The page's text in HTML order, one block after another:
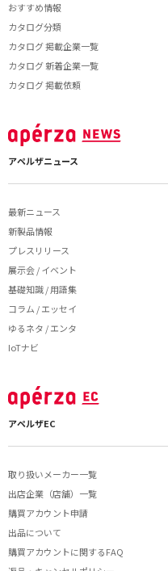
おすすめ情報
カタログ分類
カタログ 掲載企業一覧
カタログ 新着企業一覧
カタログ 掲載依頼
アペルザニュース
最新ニュース
新製品情報
プレスリリース
展示会 / イベント
基礎知識 / 用語集
コラム / エッセイ
ゆるネタ / エンタ
IoTナビ
アペルザEC
取り扱いメーカー一覧
出店企業（店舗）一覧
購買アカウント申請
出品について
購買アカウントに関するFAQ